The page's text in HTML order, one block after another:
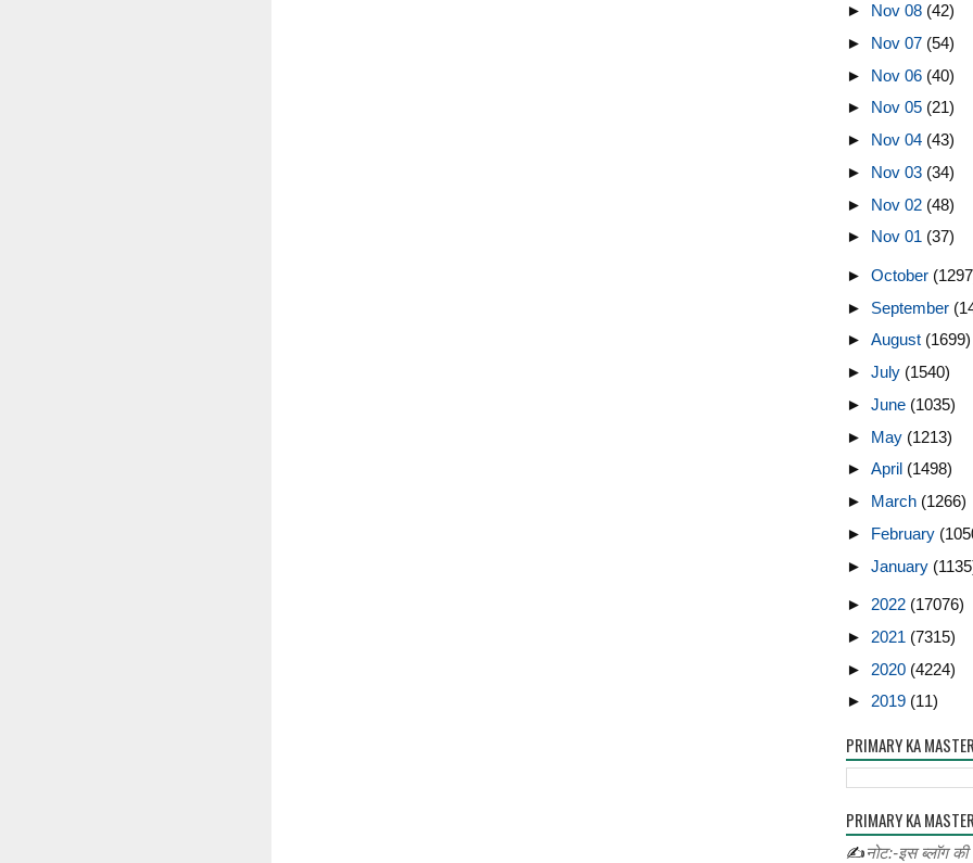
► Nov 08 (42)
► Nov 07 (54)
► Nov 06 (40)
► Nov 05 (21)
► Nov 04 (43)
► Nov 03 (34)
► Nov 02 (48)
► Nov 01 (37)
► October
► September
► August (1699)
► July (1540)
► June (1035)
► May (1213)
► April (1498)
► March (1266)
► February
► January
► 2022 (17076)
► 2021 (7315)
► 2020 (4224)
► 2019 (11)
PRIMARY KA
PRIMARY KA
✍नोट:-इस ब्लॉग